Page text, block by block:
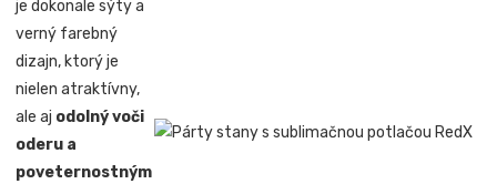
je dokonale sýty a
verný farebný
dizajn, ktorý je
nielen atraktívny,
ale aj odolný voči
oderu a
poveternostným